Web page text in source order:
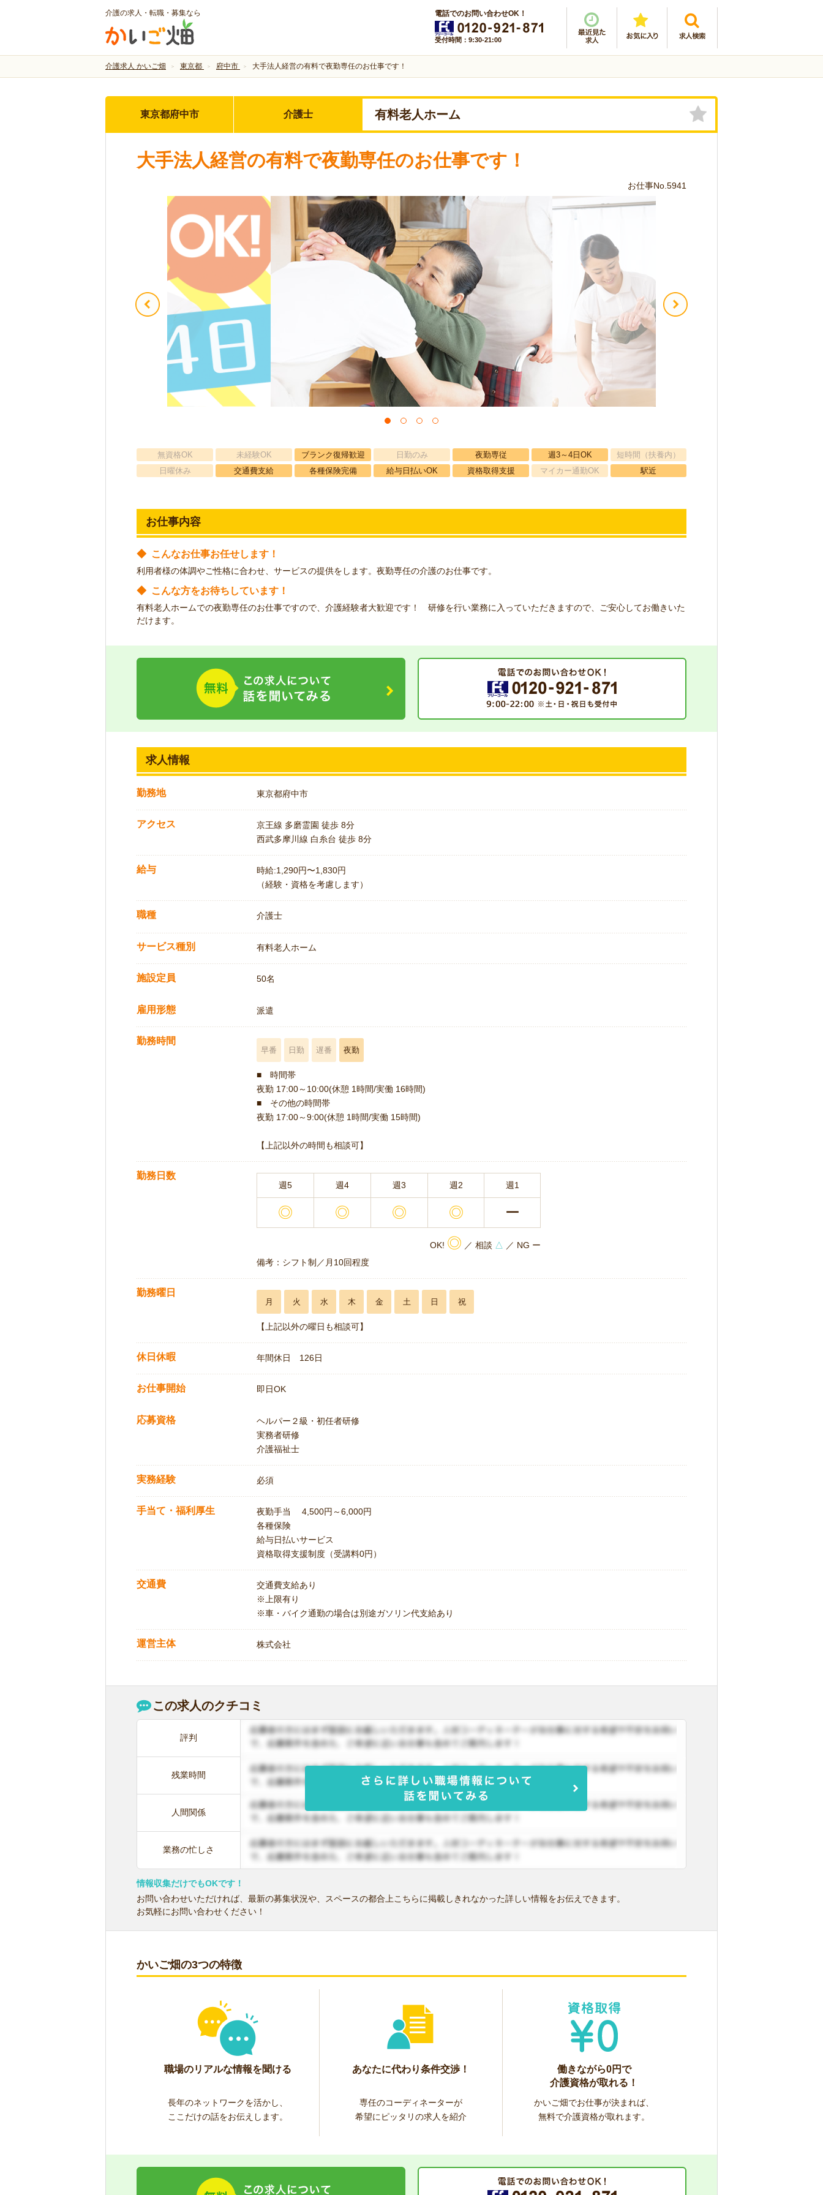
介護の求人・転職・募集なら 電話でのお問い合わせOK！
受付時間：9:30-21:00
介護求人 かいご畑 東京都 府中市 大手法人経営の有料で夜勤専任のお仕事です！
東京都府中市 介護士 有料老人ホーム
大手法人経営の有料で夜勤専任のお仕事です！
お仕事No.5941
無資格OK 未経験OK ブランク復帰歓迎 日勤のみ 夜勤専従 週3～4日OK
短時間（扶養内）
日曜休み
交通費支給 各種保険完備 給与日払いOK 資格取得支援 マイカー通勤OK 駅近
お仕事内容
◆ こんなお仕事お任せします！
利用者様の体調やご性格に合わせ、サービスの提供をします。夜勤専任の介護のお仕事です。
◆ こんな方をお待ちしています！
有料老人ホームでの夜勤専任のお仕事ですので、介護経験者大歓迎です！ 研修を行い業務に入っていただきますので、ご安心してお働きいた
だけます。
求人情報
勤務地 東京都府中市
アクセス
京王線 多磨霊園 徒歩 8分
西武多摩川線 白糸台 徒歩 8分
給与
時給:1,290円〜1,830円
（経験・資格を考慮します）
職種 介護士
サービス種別 有料老人ホーム
施設定員 50名
雇用形態 派遣
勤務時間
早番 日勤 遅番 夜勤
■ 時間帯
夜勤 17:00～10:00(休憩 1時間/実働 16時間)
■ その他の時間帯
夜勤 17:00～9:00(休憩 1時間/実働 15時間)
【上記以外の時間も相談可】
勤務日数
週5 週4 週3 週2 週1
◎ ◎ ◎ ◎ ー
OK! ◎ ／ 相談 △ ／ NG ー
備考：シフト制／月10回程度
勤務曜日
月 火 水 木 金 土 日 祝
【上記以外の曜日も相談可】
休日休暇 年間休日 126日
お仕事開始 即日OK
応募資格
ヘルパー２級・初任者研修
実務者研修
介護福祉士
実務経験 必須
手当て・福利厚生
夜勤手当 4,500円～6,000円
各種保険
給与日払いサービス
資格取得支援制度（受講料0円）
交通費
交通費支給あり
※上限有り
※車・バイク通勤の場合は別途ガソリン代支給あり
運営主体 株式会社
この求人のクチコミ
評判
残業時間
人間関係
業務の忙しさ
情報収集だけでもOKです！
お問い合わせいただければ、最新の募集状況や、スペースの都合上こちらに掲載しきれなかった詳しい情報をお伝えできます。
お気軽にお問い合わせください！
かいご畑の3つの特徴
職場のリアルな情報を聞ける
長年のネットワークを活かし、
ここだけの話をお伝えします。
あなたに代わり条件交渉！
専任のコーディネーターが
希望にピッタリの求人を紹介
働きながら0円で
介護資格が取れる！
かいご畑でお仕事が決まれば、
無料で介護資格が取れます。